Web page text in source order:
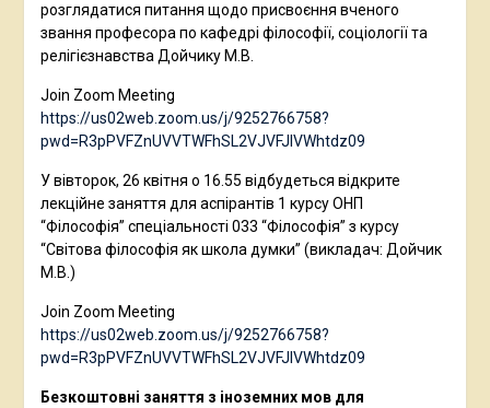
розглядатися питання щодо присвоєння вченого
звання професора по кафедрі філософії, соціології та
релігієзнавства Дойчику М.В.
Join Zoom Meeting
https://us02web.zoom.us/j/9252766758?
pwd=R3pPVFZnUVVTWFhSL2VJVFJlVWhtdz09
У вівторок, 26 квітня о 16.55 відбудеться відкрите
лекційне заняття для аспірантів 1 курсу ОНП
“Філософія” спеціальності 033 “Філософія” з курсу
“Світова філософія як школа думки” (викладач: Дойчик
М.В.)
Join Zoom Meeting
https://us02web.zoom.us/j/9252766758?
pwd=R3pPVFZnUVVTWFhSL2VJVFJlVWhtdz09
Безкоштовні заняття з іноземних мов для